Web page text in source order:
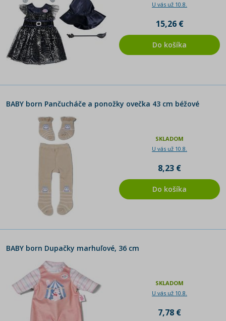
U vás už 10.8.
15,26 €
Do košíka
BABY born Pančucháče a ponožky ovečka 43 cm béžové
SKLADOM
U vás už 10.8.
8,23 €
Do košíka
BABY born Dupačky marhuľové, 36 cm
SKLADOM
U vás už 10.8.
7,78 €